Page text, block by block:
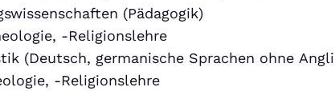
(Pädagogik)
-Religionslehre
(Deutsch, germanische Sprachen ohne
-Religionslehre